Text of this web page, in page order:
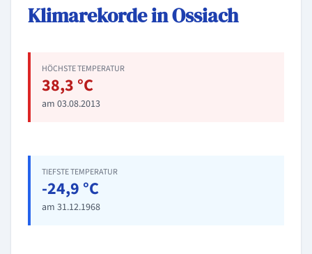
Klimarekorde in Ossiach
HÖCHSTE TEMPERATUR
38,3 °C
am 03.08.2013
TIEFSTE TEMPERATUR
-24,9 °C
am 31.12.1968